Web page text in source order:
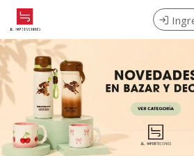
Comprá online productos de en JL
CÓMO COMPRAR
QUIÉNES SOMOS
CONTACTO